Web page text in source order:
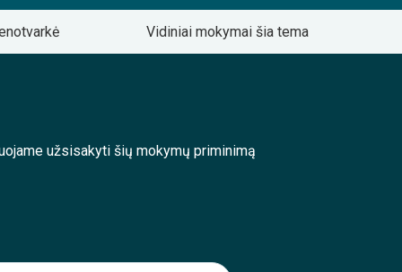
Vidiniai mokymai šia tema
užsisakyti šių mokymų priminimą